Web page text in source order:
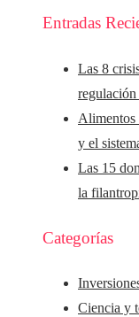
Entradas
Las 8
regulación
Alimentos
y el
Las 15
la
Categorías
Ciencia y